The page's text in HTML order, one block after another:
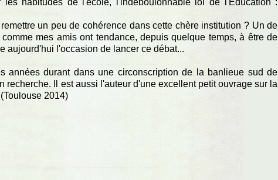
un peu de cohérence dans cette chère institution ? Un de
mes amis ont tendance, depuis quelque temps, à être de
aujourd'hui l'occasion de lancer ce débat...
années durant dans une circonscription de la banlieue sud de
recherche. Il est aussi l'auteur d'une excellent petit ouvrage sur la
2014)